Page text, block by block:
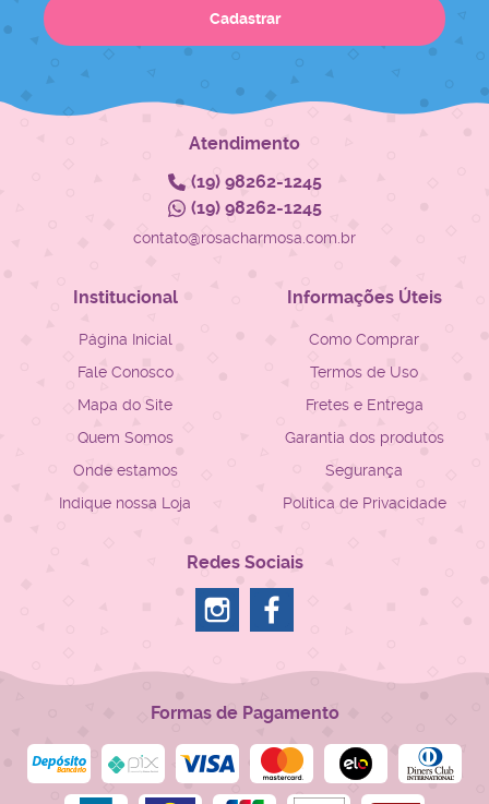
Cadastrar
Atendimento
(19)98262-1245
(19)98262-1245
contato@rosacharmosa.com.br
Institucional
Página Inicial
Fale Conosco
Mapa do Site
Quem Somos
Onde estamos
Indique nossa Loja
Informações Úteis
Como Comprar
Termos de Uso
Fretes e Entrega
Garantia dos produtos
Segurança
Política de Privacidade
Redes Sociais
Formas de Pagamento